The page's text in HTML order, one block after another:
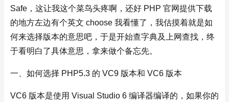
Safe，这让我这个菜鸟头疼啊，还好 PHP 官网提供下载
的地方左边有个英文 choose 我看懂了，我估摸着就是如
何来选择版本的意思吧，于是开始查字典及上网查找，终
于看明白了具体意思，拿来做个备忘先。
一、如何选择 PHP5.3 的 VC9 版本和 VC6 版本
VC6 版本是使用 Visual Studio 6 编译器编译的，如果你的